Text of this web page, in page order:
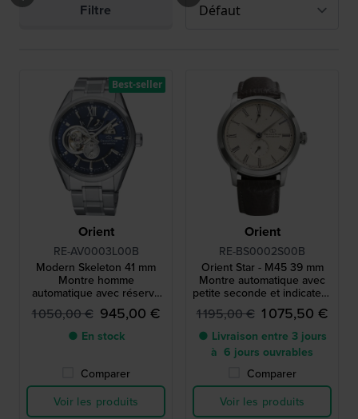
Filtre
Orient
RE-AV0003L00B
Modern Skeleton 41 mm
Montre homme
automatique avec réserve
de marche
1 050,00 € 945,00 €
● En stock
Comparer
Voir les produits
Best-seller
Orient
RE-BS0002S00B
Orient Star - M45 39 mm
Montre automatique avec
petite seconde et indicateur
de réserve de marche
1 195,00 € 1 075,50 €
● Livraison entre 3 jours
à 6 jours ouvrables
Comparer
Voir les produits